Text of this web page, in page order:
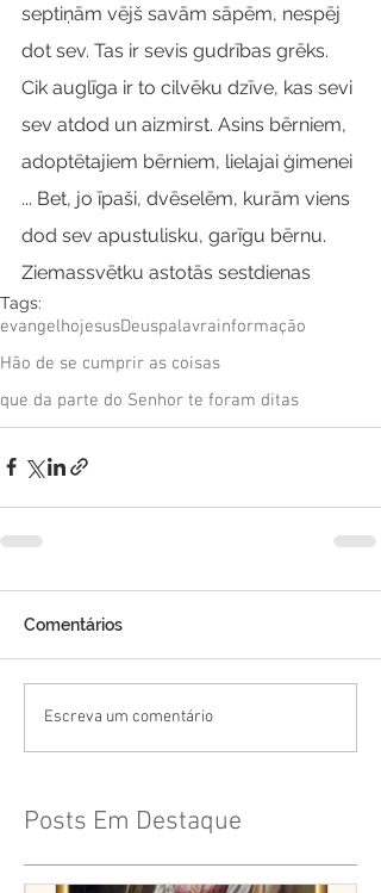
septiņām vējš savām sāpēm, nespēj
dot sev. Tas ir sevis gudrības grēks.
Cik auglīga ir to cilvēku dzīve, kas sevi
sev atdod un aizmirst. Asins bērniem,
adoptētajiem bērniem, lielajai ģimenei
... Bet, jo īpaši, dvēselēm, kurām viens
dod sev apustulisku, garīgu bērnu.
Ziemassvētku astotās sestdienas
Tags:
evangelhojesusDeuspalavrainformação
Hão de se cumprir as coisas
que da parte do Senhor te foram ditas
Comentários
Escreva um comentário
Posts Em Destaque